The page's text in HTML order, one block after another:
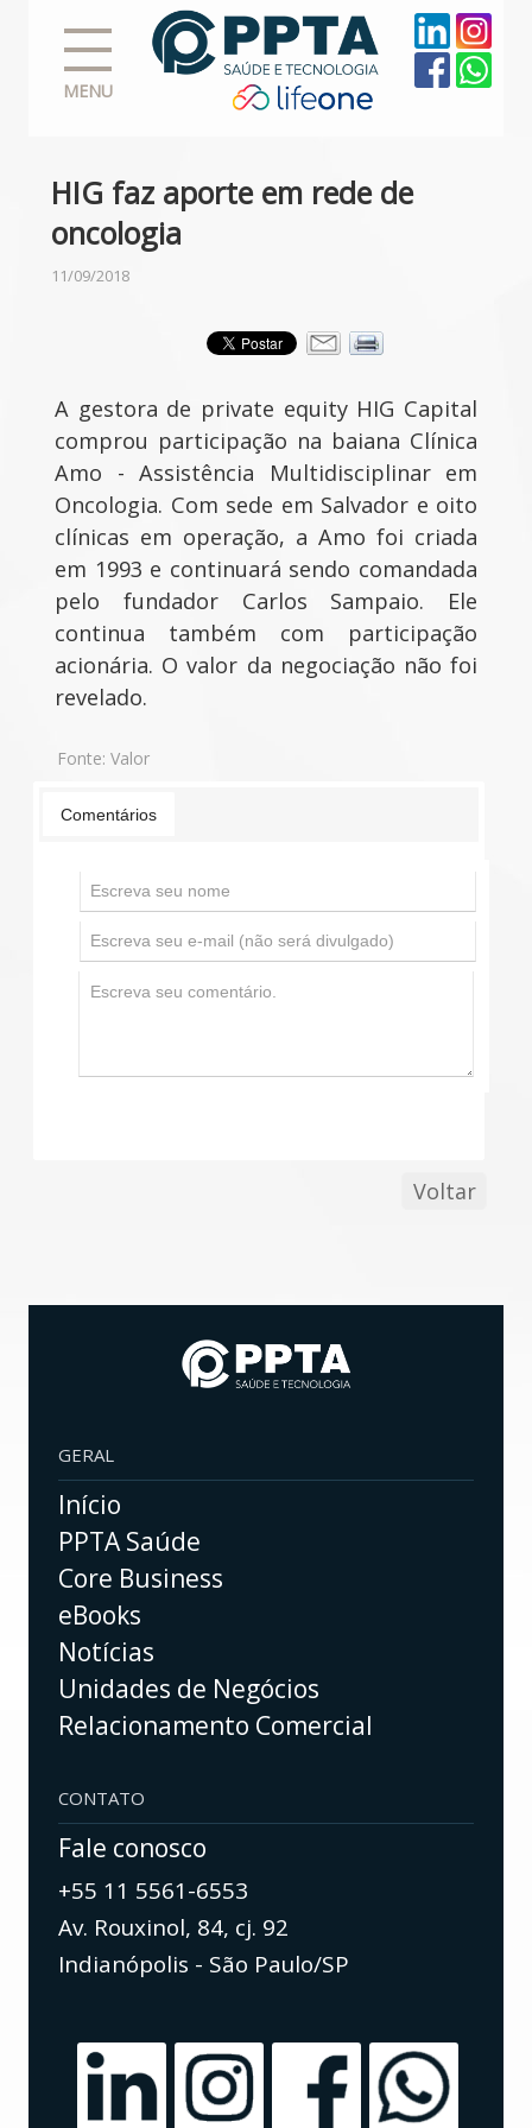
MENU
HIG faz aporte em rede de
oncologia
11/09/2018
A gestora de private equity HIG Capital
comprou participação na baiana Clínica
Amo - Assistência Multidisciplinar em
Oncologia. Com sede em Salvador e oito
clínicas em operação, a Amo foi criada
em 1993 e continuará sendo comandada
pelo fundador Carlos Sampaio. Ele
continua também com participação
acionária. O valor da negociação não foi
revelado.
Fonte: Valor
Comentários
Voltar
GERAL
Início
PPTA Saúde
Core Business
eBooks
Notícias
Unidades de Negócios
Relacionamento Comercial
CONTATO
Fale conosco
+55 11 5561-6553
Av. Rouxinol, 84, cj. 92
Indianópolis - São Paulo/SP